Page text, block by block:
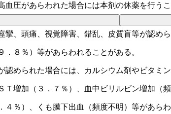
圧があらわれた場合には本剤の休薬を行
、頭痛、視覚障害、錯乱、皮質盲等が認め
８％）等があらわれることがある。
められた場合には、カルシウム剤やビタミ
増加（３．７％）、血中ビリルビン増加（
％）、くも膜下出血（頻度不明）等があらわ